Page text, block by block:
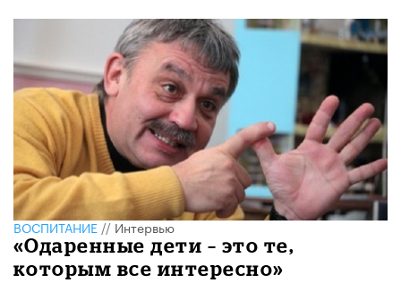
ВОСПИТАНИЕ//Интервью
«Одаренные дети – это те,
которым все интересно»